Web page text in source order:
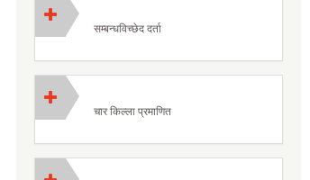
सम्बन्धविच्छेद दर्ता
चार किल्ला प्रमाणित